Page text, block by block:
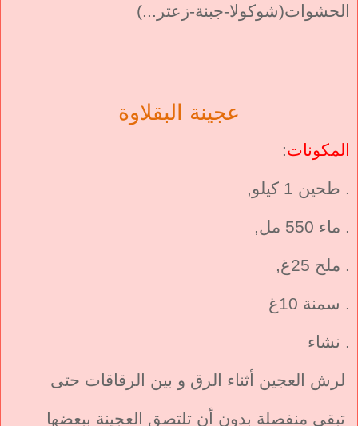
الحشوات(شوكولا-جبنة-زعتر...)
عجينة البقلاوة
المكونات:
. طحين 1 كيلو,
. ماء 550 مل,
. ملح 25غ,
. سمنة 10غ
. نشاء
لرش العجين أثناء الرق و بين الرقاقات حتى
تبقى منفصلة بدون أن تلتصق العجينة ببعضها